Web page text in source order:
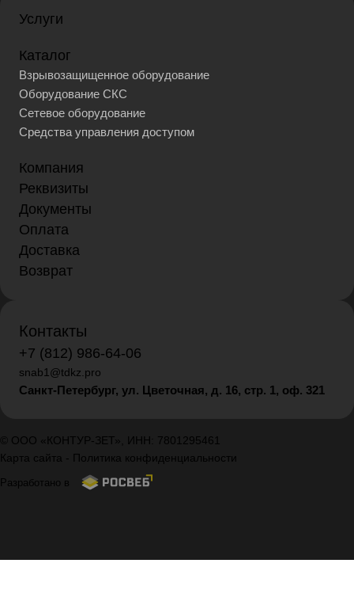
Услуги
Каталог
Взрывозащищенное оборудование
Оборудование СКС
Сетевое оборудование
Средства управления доступом
Компания
Реквизиты
Документы
Оплата
Доставка
Возврат
Контакты
+7 (812) 986-64-06
snab1@tdkz.pro
Санкт-Петербург, ул. Цветочная, д. 16, стр. 1, оф. 321
© ООО «КОНТУР-ЗЕТ», ИНН: 7801295461
Карта сайта - Политика конфиденциальности
Разработано в